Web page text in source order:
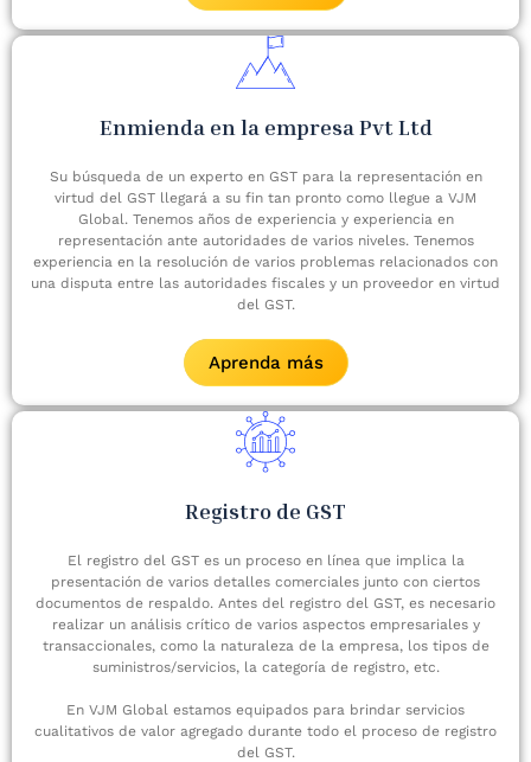
Enmienda en la empresa Pvt Ltd
Su búsqueda de un experto en GST para la representación en
virtud del GST llegará a su fin tan pronto como llegue a VJM
Global. Tenemos años de experiencia y experiencia en
representación ante autoridades de varios niveles. Tenemos
experiencia en la resolución de varios problemas relacionados con
una disputa entre las autoridades fiscales y un proveedor en virtud
del GST.
Aprenda más
Registro de GST
El registro del GST es un proceso en línea que implica la
presentación de varios detalles comerciales junto con ciertos
documentos de respaldo. Antes del registro del GST, es necesario
realizar un análisis crítico de varios aspectos empresariales y
transaccionales, como la naturaleza de la empresa, los tipos de
suministros/servicios, la categoría de registro, etc.
En VJM Global estamos equipados para brindar servicios
cualitativos de valor agregado durante todo el proceso de registro
del GST.